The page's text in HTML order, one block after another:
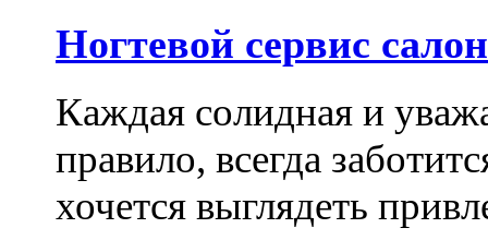
Ногтевой сервис
Каждая солидная и
правило, всегда
хочется выглядеть